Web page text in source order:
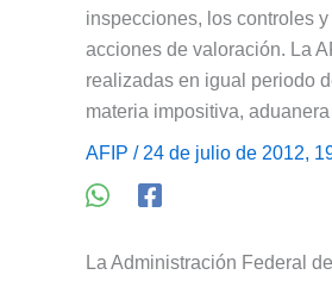
inspecciones, los controles
acciones de valoración. La
realizadas en igual periodo
materia impositiva,
AFIP / 24 de julio de 2012,
La Administración Federal